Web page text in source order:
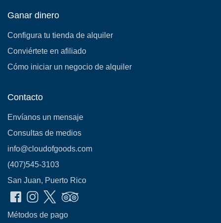
Ganar dinero
Configura tu tienda de alquiler
Conviértete en afiliado
Cómo iniciar un negocio de alquiler
Contacto
Envíanos un mensaje
Consultas de medios
info@cloudofgoods.com
(407)545-3103
San Juan, Puerto Rico
Métodos de pago